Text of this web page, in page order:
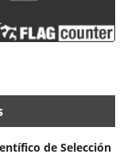
de Selección